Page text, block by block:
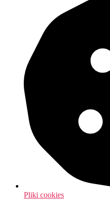
Pliki cookies